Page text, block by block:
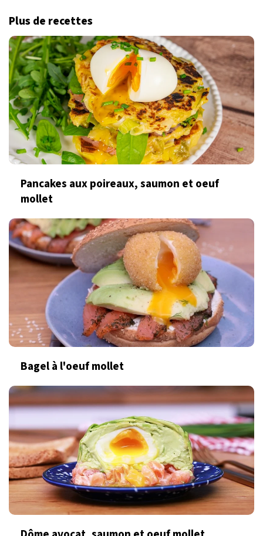
Plus de recettes
Pancakes aux poireaux, saumon et oeuf
mollet
Bagel à l'oeuf mollet